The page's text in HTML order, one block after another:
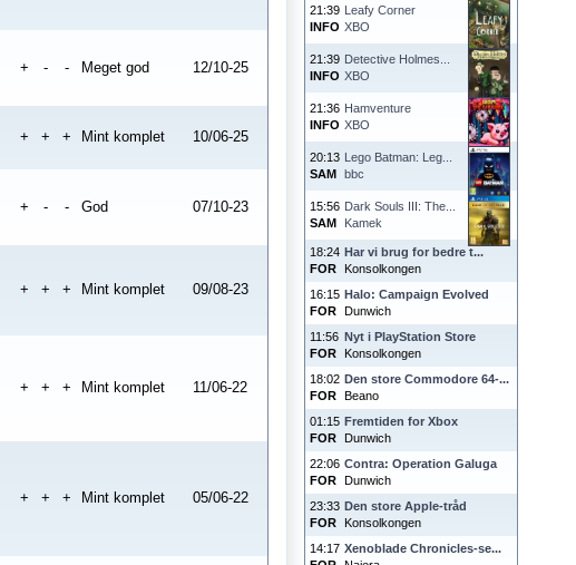
21:39
INFO
Leafy Corner
XBO
21:39
INFO
Detective Holmes...
XBO
21:36
INFO
Hamventure
XBO
20:13
SAM
Lego Batman: Leg...
bbc
15:56
SAM
Dark Souls III: The...
Kamek
18:24
FOR
Har vi brug for bedre t...
Konsolkongen
16:15
FOR
Halo: Campaign Evolved
Dunwich
11:56
FOR
Nyt i PlayStation Store
Konsolkongen
18:02
FOR
Den store Commodore 64-...
Beano
01:15
FOR
Fremtiden for Xbox
Dunwich
22:06
FOR
Contra: Operation Galuga
Dunwich
23:33
FOR
Den store Apple-tråd
Konsolkongen
14:17 Xenoblade Chronicles-se...
+ - - Meget god 12/10-25
+ + + Mint komplet 10/06-25
+ - - God 07/10-23
+ + + Mint komplet 09/08-23
+ + + Mint komplet 11/06-22
+ + + Mint komplet 05/06-22